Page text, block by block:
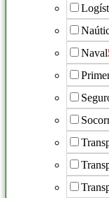
Naval